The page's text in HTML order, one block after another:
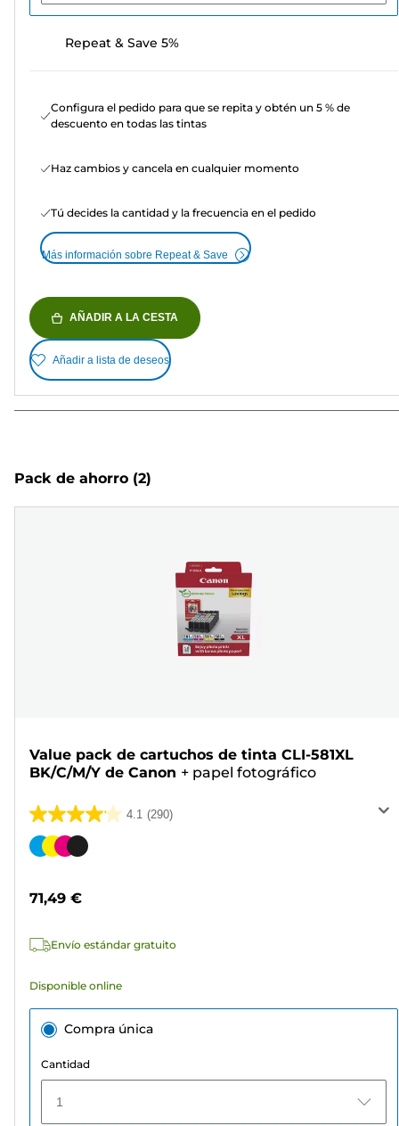
Repeat & Save 5%
Configura el pedido para que se repita y obtén un 5 % de
descuento en todas las tintas
Haz cambios y cancela en cualquier momento
Tú decides la cantidad y la frecuencia en el pedido
Más información sobre Repeat & Save
AÑADIR A LA CESTA
Añadir a lista de deseos
Pack de ahorro (2)
Value pack de cartuchos de tinta CLI-581XL
BK/C/M/Y de Canon + papel fotográfico
4.1 (290)
4.1
de
290
Cartucho
color
71,49 €
Envío estándar gratuito
Disponible online
Compra única
Cantidad
1